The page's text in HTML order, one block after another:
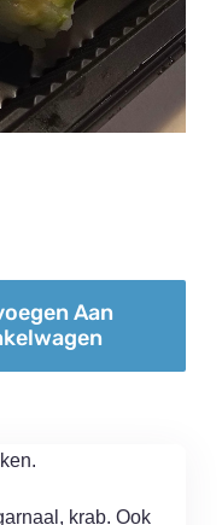
Aan
krab. Ook